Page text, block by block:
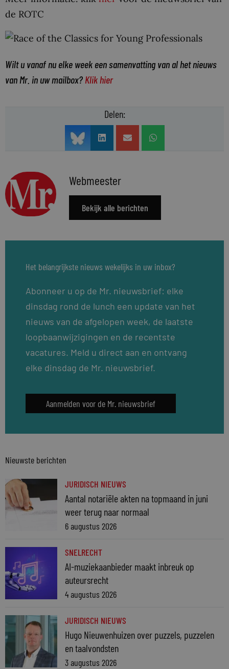
de ROTC
Wilt u vanaf nu elke week een samenvatting van al het nieuws
van Mr. in uw mailbox? Klik hier
Delen:
Webmeester
Bekijk alle berichten
Het belangrijkste nieuws wekelijks in uw inbox?
Abonneer u op de Mr. nieuwsbrief: elke
dinsdag rond de lunch een update van het
nieuws van de afgelopen week, de laatste
loopbaanwijzigingen en de recentste
vacatures. Meld u direct aan en ontvang
elke dinsdag de Mr. nieuwsbrief.
Aanmelden voor de Mr. nieuwsbrief
Nieuwste berichten
JURIDISCH NIEUWS
Aantal notariële akten na topmaand in juni
weer terug naar normaal
6 augustus 2026
SNELRECHT
AI-muziekaanbieder maakt inbreuk op
auteursrecht
4 augustus 2026
JURIDISCH NIEUWS
Hugo Nieuwenhuizen over puzzels, puzzelen
en taalvondsten
3 augustus 2026